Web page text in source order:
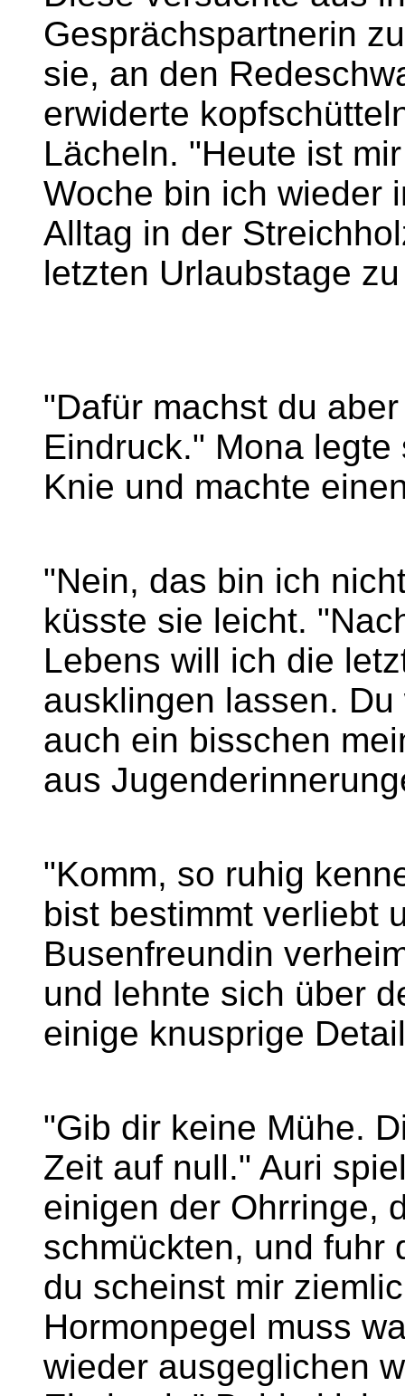
Gesprächspartnerin
sie, an den
erwiderte
Lächeln. "Heute ist
Woche bin ich wieder
Alltag in der
letzten Urlaubstage
"Dafür machst du
Eindruck." Mona
Knie und machte
"Nein, das bin ich
küsste sie leicht.
Lebens will ich die
ausklingen lassen.
auch ein bisschen
aus
"Komm, so ruhig
bist bestimmt verliebt
Busenfreundin
und lehnte sich über
einige knusprige
"Gib dir keine Mühe.
Zeit auf null." Auri
einigen der Ohrringe,
schmückten, und fuhr
du scheinst mir
Hormonpegel muss
wieder ausgeglichen